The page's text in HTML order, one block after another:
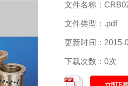
文件名称：
文件类型：.pdf
更新时间：2015-
下载次数：0次